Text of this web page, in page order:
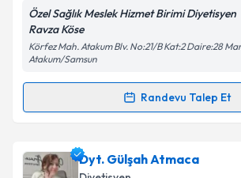
Metni'ni okudum ve kişisel
kapsamda işlenmesini kabul
Özel Sağlık Meslek Hizmet Birimi Diyetisyen
Ravza Köse
Körfez Mah. Atakum Blv. No:21/B Kat:2 Daire:28
Atakum/Samsun
Randevu Talep Et
Randevu Takvimi Talebi
Dyt. Ravza Köseiçin randevu takvimi
Size bu uzmandan randevu almanız
Dyt. Gülşah Atmaca